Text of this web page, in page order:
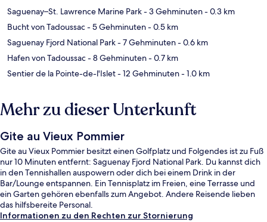
Saguenay–St. Lawrence Marine Park- 3 Gehminuten- 0.3 km
Bucht von Tadoussac- 5 Gehminuten- 0.5 km
Saguenay Fjord National Park- 7 Gehminuten- 0.6 km
Hafen von Tadoussac- 8 Gehminuten- 0.7 km
Sentier de la Pointe-de-l'Islet- 12 Gehminuten- 1.0 km
Mehr zu dieser Unterkunft
Gite au Vieux Pommier
Gite au Vieux Pommier besitzt einen Golfplatz und Folgendes ist zu Fuß
nur 10 Minuten entfernt: Saguenay Fjord National Park. Du kannst dich
in den Tennishallen auspowern oder dich bei einem Drink in der
Bar/Lounge entspannen. Ein Tennisplatz im Freien, eine Terrasse und
ein Garten gehören ebenfalls zum Angebot. Andere Reisende lieben
das hilfsbereite Personal.
Informationen zu den Rechten zur Stornierung